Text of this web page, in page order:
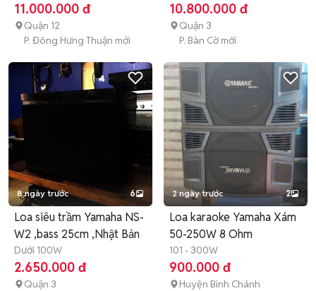
11.000.000 đ
Quận 12
P. Đông Hưng Thuận mới
10.800.000 đ
Quận 3
P. Bàn Cờ mới
8 ngày trước 6
Loa siêu trầm Yamaha NS-
W2 ,bass 25cm ,Nhật Bản
Dưới 100W
2.650.000 đ
Quận 3
2 ngày trước 2
Loa karaoke Yamaha Xám
50-250W 8 Ohm
101 - 300W
900.000 đ
Huyện Bình Chánh